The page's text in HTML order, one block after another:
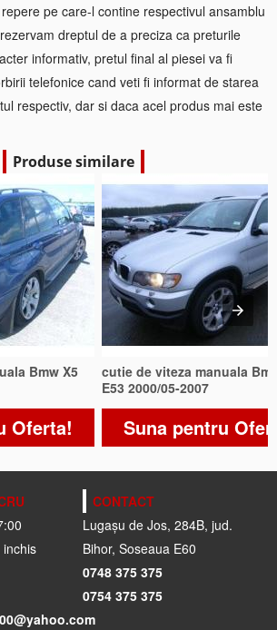
pe care-l contine respectivul ansamblu
dreptul de a preciza ca preturile
informativ, pretul final al piesei va fi
telefonice cand veti fi informat de starea
respectiv, dar si daca acel produs mai este
Produse similare
Bmw X5
Oferta!
cutie de viteza manuala
E53 2000/05-2007
Suna pentru
CONTACT
Lugașu de Jos, 284B, jud.
Bihor, Soseaua E60
0748 375 375
0754 375 375